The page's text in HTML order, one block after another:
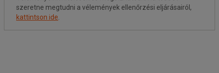
szeretne megtudni a vélemények ellenőrzési eljárásairól,
kattintson ide.